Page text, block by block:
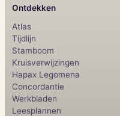
Ontdekken
Atlas
Tijdlijn
Stamboom
Kruisverwijzingen
Hapax Legomena
Concordantie
Werkbladen
Leesplannen